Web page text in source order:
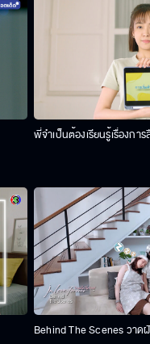
พี่จำเป็นต้องเรียนรู้เรื่องการ
Behind The Scenes วาด